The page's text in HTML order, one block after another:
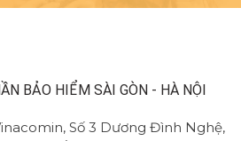
BẢO HIỂM SÀI GÒN - HÀ NỘI
Số 3 Dương Đình Nghệ,